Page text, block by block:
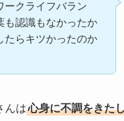
ークライフバラン
も認識もなかったか
たらキツかったのか
んは心身に不調をきた